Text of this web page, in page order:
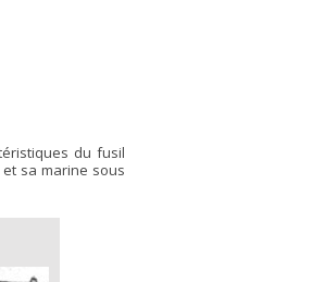
du fusil
sa marine sous